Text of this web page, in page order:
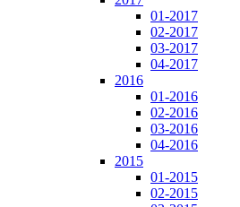
01-2017
02-2017
03-2017
04-2017
2016
01-2016
02-2016
03-2016
04-2016
2015
01-2015
02-2015